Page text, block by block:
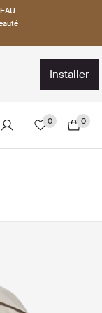
installer
0 0